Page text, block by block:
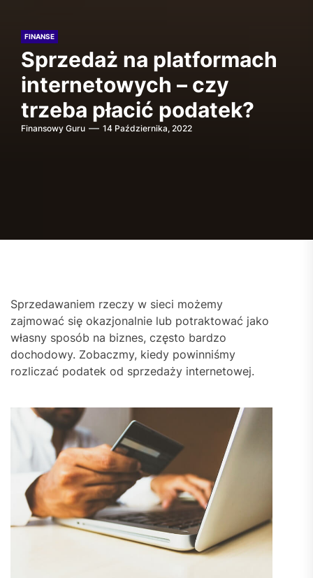
FINANSE
Sprzedaż na platformach
internetowych – czy
trzeba płacić podatek?
Finansowy Guru 14 Października, 2022
Sprzedawaniem rzeczy w sieci możemy
zajmować się okazjonalnie lub potraktować jako
własny sposób na biznes, często bardzo
dochodowy. Zobaczmy, kiedy powinniśmy
rozliczać podatek od sprzedaży internetowej.